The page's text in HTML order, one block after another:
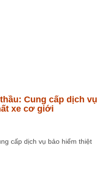
Cung cấp dịch vụ
xe cơ giới
cấp dịch vụ bảo hiểm thiệt